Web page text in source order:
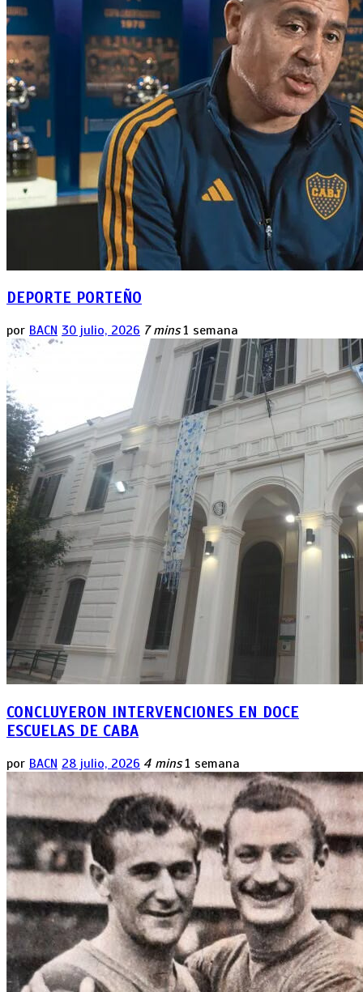
DEPORTE PORTEÑO
por BACN 30 julio, 2026 7 mins 1 semana
CONCLUYERON INTERVENCIONES EN DOCE
ESCUELAS DE CABA
por BACN 28 julio, 2026 4 mins 1 semana